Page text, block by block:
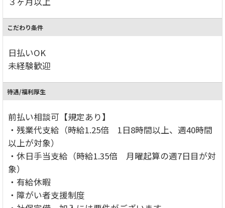
こだわり条件
日払いOK
未経験歓迎
待遇/福利厚生
前払い相談可【規定あり】
・残業代支給（時給1.25倍 1日8時間以上、週40時間
以上が対象）
・休日手当支給（時給1.35倍 月曜起算の週7日目が対
象）
・有給休暇
・障がい者支援制度